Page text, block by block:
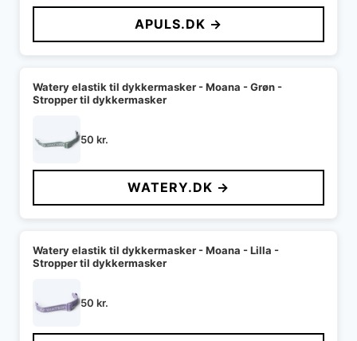
pris
599 kr..
pris
er:
299 kr..
APULS.DK →
Watery elastik til dykkermasker - Moana - Grøn -
Stropper til dykkermasker
50 kr.
WATERY.DK →
Watery elastik til dykkermasker - Moana - Lilla -
Stropper til dykkermasker
50 kr.